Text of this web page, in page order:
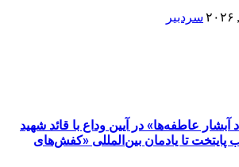
سردبیر
آبشار عاطفه‌ها» در آیین وداع با قائد شهید
تا یادمان بین‌المللی «کفش‌های